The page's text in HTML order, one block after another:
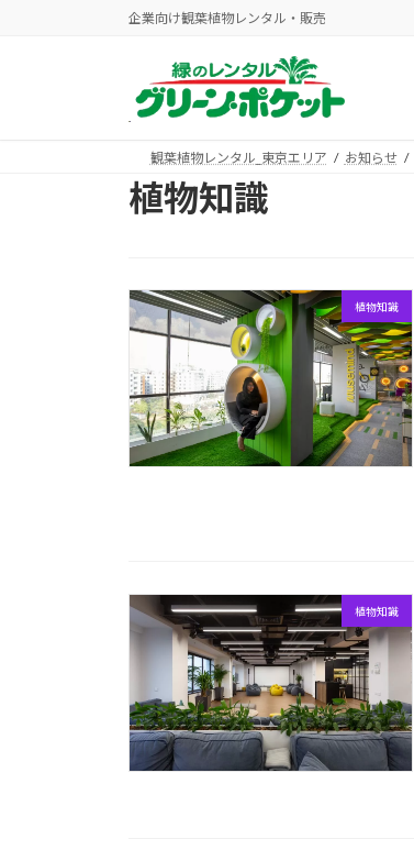
企業向け観葉植物レンタル・販売
観葉植物レンタル_東京エリア お知らせ
植物知識
植物知識
植物知識